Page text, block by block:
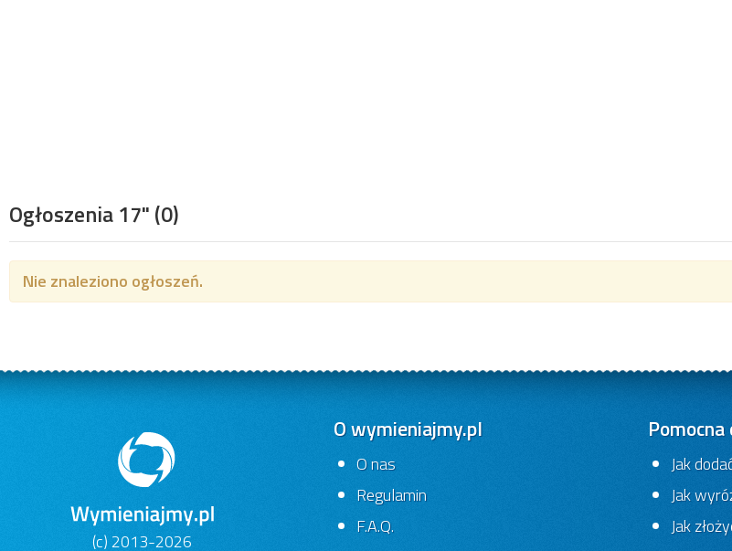
Ogłoszenia 17"(0)
Nie znaleziono ogłoszeń.
(c) 2013-2026
O wymieniajmy.pl
O nas
Regulamin
F.A.Q.
Pomocna
Jak
Jak
Jak